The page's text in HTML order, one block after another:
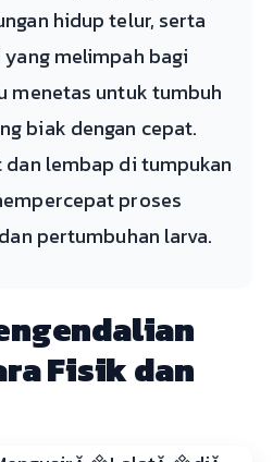
hidup telur, serta
melimpah bagi
menetas untuk tumbuh
biak dengan cepat.
dan lembap di tumpukan
proses
pertumbuhan larva.
Fisik dan